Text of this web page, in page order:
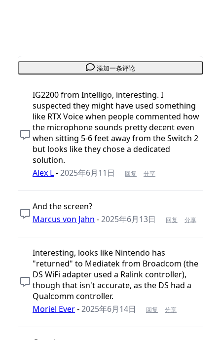
添加一条评论
IG2200 from Intelligo, interesting. I
suspected they might have used something
like RTX Voice when people commented how
the microphone sounds pretty decent even
when sitting 5-6 feet away from the Switch 2
but looks like they chose a dedicated
solution.
Alex L-2025年6月11日 回复 分享
And the screen?
Marcus von Jahn -2025年6月13日 回复 分享
Interesting, looks like Nintendo has
"returned" to Mediatek from Broadcom (the
DS WiFi adapter used a Ralink controller),
though that isn't accurate, as the DS had a
Qualcomm controller.
Moriel Ever-2025年6月14日 回复 分享